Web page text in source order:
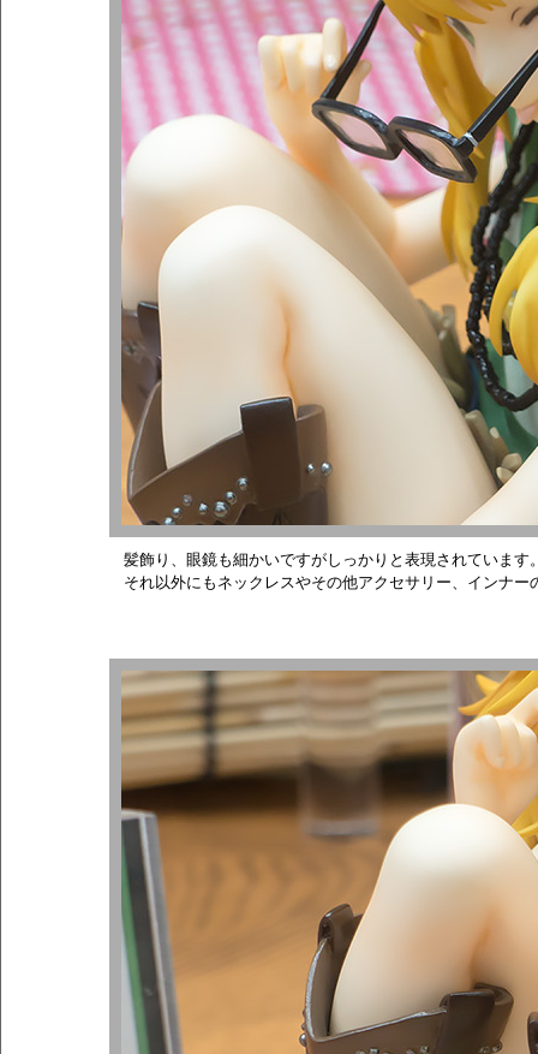
髪飾り、眼鏡も細かいですがしっかりと表現されています
それ以外にもネックレスやその他アクセサリー、インナ